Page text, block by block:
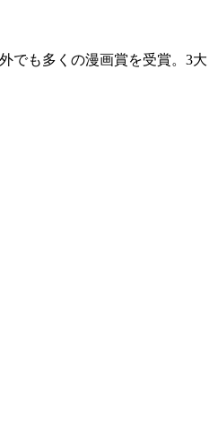
でも多くの漫画賞を受賞。3大